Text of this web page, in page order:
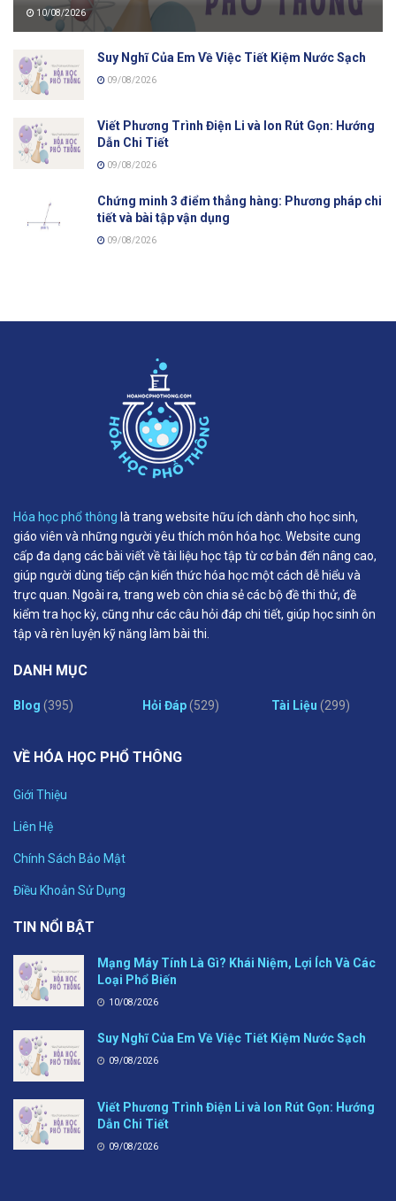
10/08/2026
Suy Nghĩ Của Em Về Việc Tiết Kiệm Nước Sạch
09/08/2026
Viết Phương Trình Điện Li và Ion Rút Gọn: Hướng
Dẫn Chi Tiết
09/08/2026
Chứng minh 3 điểm thẳng hàng: Phương pháp chi
tiết và bài tập vận dụng
09/08/2026
Hóa học phổ thông là trang website hữu ích dành cho học sinh,
giáo viên và những người yêu thích môn hóa học. Website cung
cấp đa dạng các bài viết về tài liệu học tập từ cơ bản đến nâng cao,
giúp người dùng tiếp cận kiến thức hóa học một cách dễ hiểu và
trực quan. Ngoài ra, trang web còn chia sẻ các bộ đề thi thử, đề
kiểm tra học kỳ, cũng như các câu hỏi đáp chi tiết, giúp học sinh ôn
tập và rèn luyện kỹ năng làm bài thi.
DANH MỤC
Blog (395) Hỏi Đáp(529) Tài Liệu (299)
VỀ HÓA HỌC PHỔ THÔNG
Giới Thiệu
Liên Hệ
Chính Sách Bảo Mật
Điều Khoản Sử Dụng
TIN NỔI BẬT
Mạng Máy Tính Là Gì? Khái Niệm, Lợi Ích Và Các
Loại Phổ Biến
10/08/2026
Suy Nghĩ Của Em Về Việc Tiết Kiệm Nước Sạch
09/08/2026
Viết Phương Trình Điện Li và Ion Rút Gọn: Hướng
Dẫn Chi Tiết
09/08/2026